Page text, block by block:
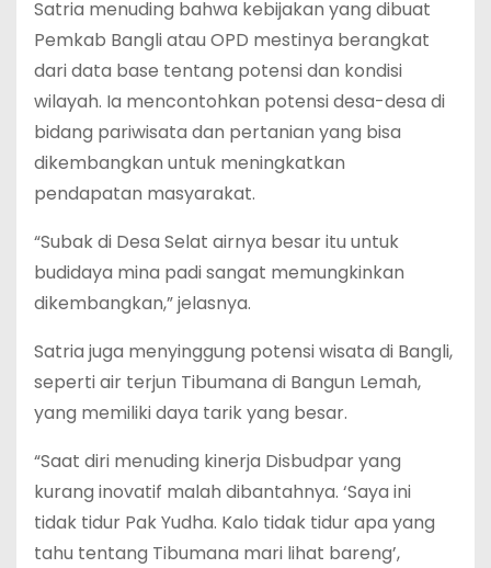
Satria menuding bahwa kebijakan yang dibuat
Pemkab Bangli atau OPD mestinya berangkat
dari data base tentang potensi dan kondisi
wilayah. Ia mencontohkan potensi desa-desa di
bidang pariwisata dan pertanian yang bisa
dikembangkan untuk meningkatkan
pendapatan masyarakat.
“Subak di Desa Selat airnya besar itu untuk
budidaya mina padi sangat memungkinkan
dikembangkan,” jelasnya.
Satria juga menyinggung potensi wisata di Bangli,
seperti air terjun Tibumana di Bangun Lemah,
yang memiliki daya tarik yang besar.
“Saat diri menuding kinerja Disbudpar yang
kurang inovatif malah dibantahnya. ‘Saya ini
tidak tidur Pak Yudha. Kalo tidak tidur apa yang
tahu tentang Tibumana mari lihat bareng’,